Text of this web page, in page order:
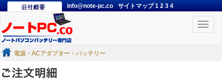
info@note-pc.co サイトマップ1 2 3 4
Toggle
電源・ACアダプター・バッテリー